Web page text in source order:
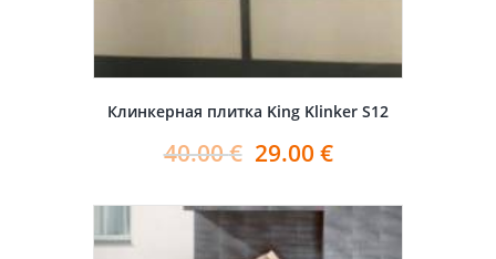
Клинкерная плитка King Klinker S12
40.00€ 29.00 €